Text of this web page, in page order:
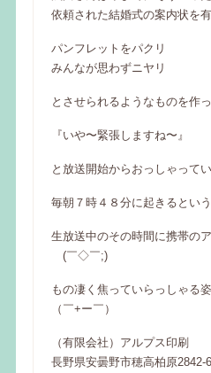
依頼された結婚式の案内状を
パンフレットをパクリ
みんなが思わずニヤリ
とさせられるようなものを作
『いや〜緊張しますね〜』
と放送開始からおっしゃって
毎朝７時４８分に起きるとい
生放送中のその時間に携帯の
(￣◇￣;)
もの凄く焦っていらっしゃる
（￣+ー￣）
（有限会社）アルプス印刷
長野県安曇野市穂高柏原2842-6